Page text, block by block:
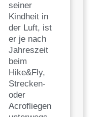
seiner
Kindheit in
der Luft, ist
er je nach
Jahreszeit
beim
Hike&Fly,
Strecken-
oder
Acrofliegen